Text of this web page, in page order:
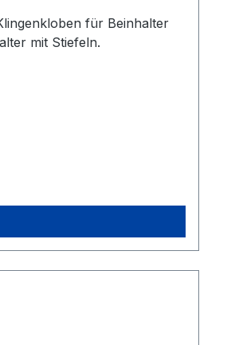
für Beinhalter
mit Stiefeln.